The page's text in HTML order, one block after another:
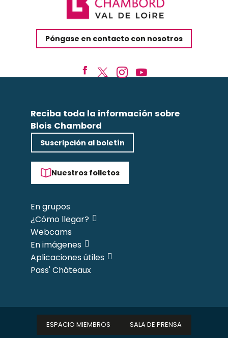
Póngase en contacto con nosotros
Reciba toda la información sobre
Blois Chambord
Suscripción al boletín
Nuestros folletos
En grupos
¿Cómo llegar?
Webcams
En imágenes
Aplicaciones útiles
Pass' Châteaux
ESPACIO MIEMBROS SALA DE PRENSA